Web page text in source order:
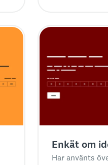
analysverktyg.
Enkät om
Har använts